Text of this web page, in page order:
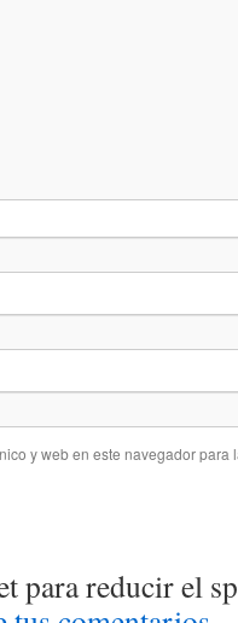
y web en este navegador para
para reducir el